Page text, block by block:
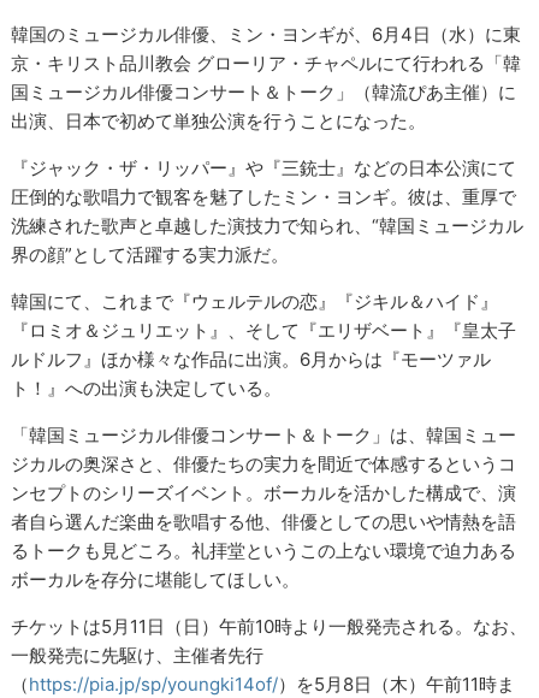
韓国のミュージカル俳優、ミン・ヨンギが、6月4日（水）に東
京・キリスト品川教会 グローリア・チャペルにて行われる「韓
国ミュージカル俳優コンサート＆トーク」（韓流ぴあ主催）に
出演、日本で初めて単独公演を行うことになった。
『ジャック・ザ・リッパー』や『三銃士』などの日本公演にて
圧倒的な歌唱力で観客を魅了したミン・ヨンギ。彼は、重厚で
洗練された歌声と卓越した演技力で知られ、“韓国ミュージカル
界の顔”として活躍する実力派だ。
韓国にて、これまで『ウェルテルの恋』『ジキル＆ハイド』
『ロミオ＆ジュリエット』、そして『エリザベート』『皇太子
ルドルフ』ほか様々な作品に出演。6月からは『モーツァル
ト！』への出演も決定している。
「韓国ミュージカル俳優コンサート＆トーク」は、韓国ミュー
ジカルの奥深さと、俳優たちの実力を間近で体感するというコ
ンセプトのシリーズイベント。ボーカルを活かした構成で、演
者自ら選んだ楽曲を歌唱する他、俳優としての思いや情熱を語
るトークも見どころ。礼拝堂というこの上ない環境で迫力ある
ボーカルを存分に堪能してほしい。
チケットは5月11日（日）午前10時より一般発売される。なお、
一般発売に先駆け、主催者先行
（https://pia.jp/sp/youngki14of/）を5月8日（木）午前11時ま